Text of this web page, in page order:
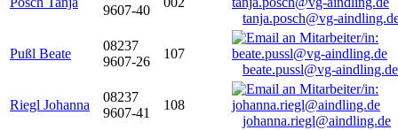
9607-40
tanja.posch@vg-
Pußl Beate
08237
9607-26
107
beate.pussl@vg-aindling.de
Riegl Johanna
08237
9607-41
108
johanna.riegl@aindling.de